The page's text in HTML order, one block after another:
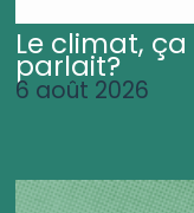
Le climat,
parlait?
6 août 2026